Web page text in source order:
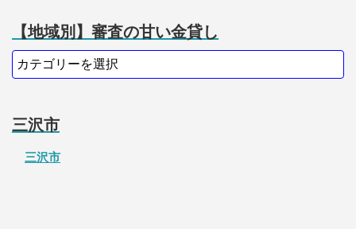
【地域別】審査の甘い金貸し
三沢市
三沢市